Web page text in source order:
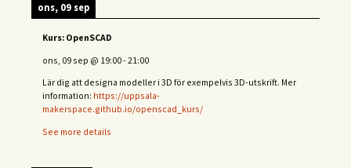
ons, 09 sep
Kurs: OpenSCAD
ons, 09 sep @ 19:00-21:00
Lär dig att designa modeller i 3D för exempelvis 3D-utskrift. Mer
information: https://uppsala-
makerspace.github.io/openscad_kurs/
See more details